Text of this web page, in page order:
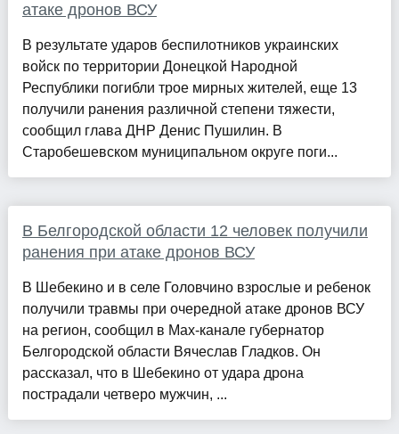
атаке дронов ВСУ
В результате ударов беспилотников украинских
войск по территории Донецкой Народной
Республики погибли трое мирных жителей, еще 13
получили ранения различной степени тяжести,
сообщил глава ДНР Денис Пушилин. В
Старобешевском муниципальном округе поги...
В Белгородской области 12 человек получили
ранения при атаке дронов ВСУ
В Шебекино и в селе Головчино взрослые и ребенок
получили травмы при очередной атаке дронов ВСУ
на регион, сообщил в Max-канале губернатор
Белгородской области Вячеслав Гладков. Он
рассказал, что в Шебекино от удара дрона
пострадали четверо мужчин, ...